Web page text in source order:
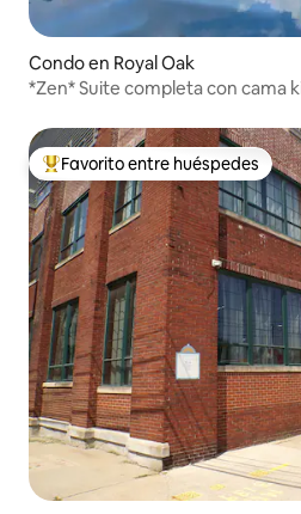
Condo en Royal Oak
*Zen* Suite completa con cama
Favorito entre huéspedes
Favorito entre huéspedes